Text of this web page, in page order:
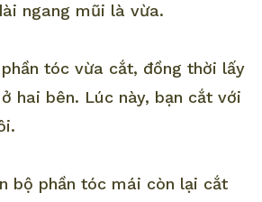
ngang mũi là vừa.
tóc vừa cắt, đồng thời lấy
hai bên. Lúc này, bạn cắt với
bộ phần tóc mái còn lại cắt